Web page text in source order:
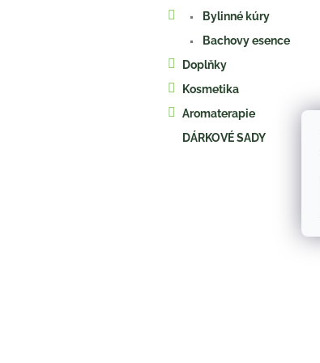
Bylinné kúry
Bachovy esence
Doplňky
Kosmetika
Aromaterapie
DÁRKOVÉ SADY